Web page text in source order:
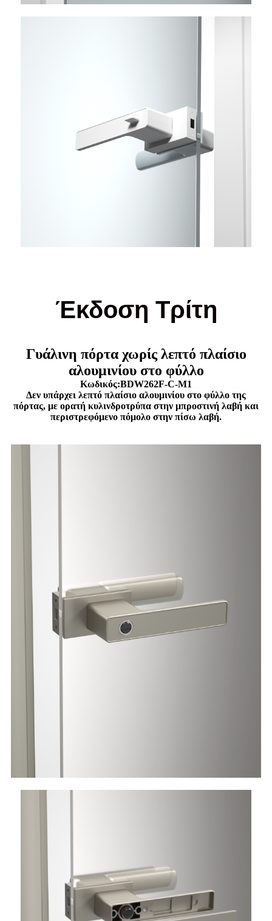
Έκδοση Τρίτη
Γυάλινη πόρτα χωρίς λεπτό πλαίσιο
αλουμινίου στο φύλλο
Κωδικός:BDW262F-C-M1
Δεν υπάρχει λεπτό πλαίσιο αλουμινίου στο φύλλο της
πόρτας, με ορατή κυλινδροτρύπα στην μπροστινή λαβή και
περιστρεφόμενο πόμολο στην πίσω λαβή.